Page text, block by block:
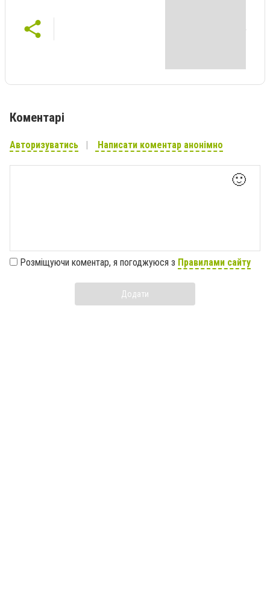
Коментарі
Авторизуватись Написати коментар анонімно
🙂
Розміщуючи коментар, я погоджуюся з Правилами сайту
Додати